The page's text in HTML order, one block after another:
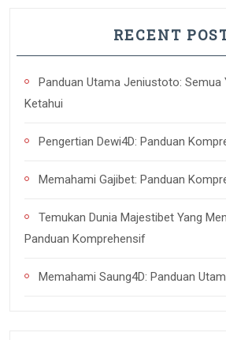
RECENT
Panduan Utama Jeniustoto: Semua
Ketahui
Pengertian Dewi4D: Panduan
Memahami Gajibet: Panduan
Temukan Dunia Majestibet Yang
Panduan Komprehensif
Memahami Saung4D: Panduan